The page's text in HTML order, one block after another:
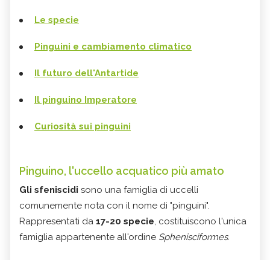
Le specie
Pinguini e cambiamento climatico
Il futuro dell'Antartide
Il pinguino Imperatore
Curiosità sui pinguini
Pinguino, l'uccello acquatico più amato
Gli sfeniscidi sono una famiglia di uccelli
comunemente nota con il nome di "pinguini".
Rappresentati da 17-20 specie, costituiscono l'unica
famiglia appartenente all'ordine Sphenisciformes.